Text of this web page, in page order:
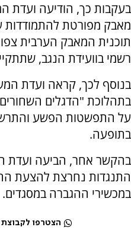
בעקבות כך, הודיעה ועדת
מאבק מפורטת להתמודדות
תוכנית המאבק הערבית
רשמי בוועידת הנגב,
בנוסף לכך, קראה ועדת
בתהלוכת "הדגלים
על התפשטות הפשע
בתופעה.
בהקשר אחר, הביעה ועדת
התנגדות נחרצת להצעת
במכשירי ההגברה במסגדים.
הצטרפו לקבוצת